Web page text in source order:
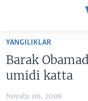
Boshiga
Qidiruvga
o'ting
AMERIKA
YANGILIKLAR
Barak
umidi katta
Noyabr 06, 2008